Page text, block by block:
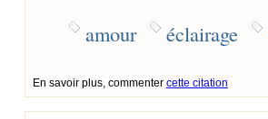
amour éclairage
En savoir plus, commenter cette citation